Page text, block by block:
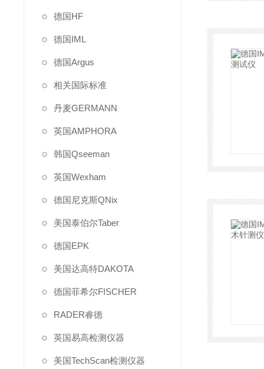
德国HF
德国IML
德国Argus
相关国际标准
丹麦GERMANN
英国AMPHORA
韩国Qseeman
英国Wexham
德国尼克斯QNix
美国泰伯尔Taber
德国EPK
美国达高特DAKOTA
德国菲希尔FISCHER
RADER睿德
英国易高检测仪器
美国TechScan检测仪器